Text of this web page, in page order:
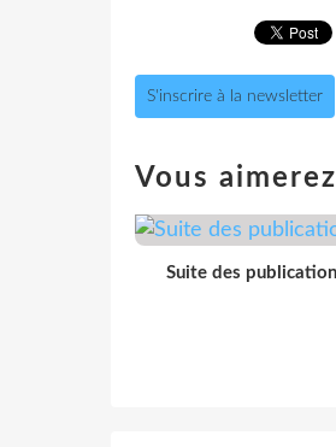
S'inscrire à la newsletter
Vous
Suite des